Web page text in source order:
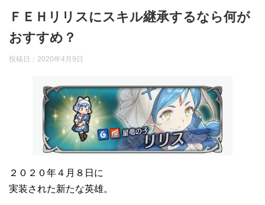
ＦＥＨリリスにスキル継承するなら何が
おすすめ？
投稿日： 2020年4月9日
２０２０年４月８日に
実装された新たな英雄。